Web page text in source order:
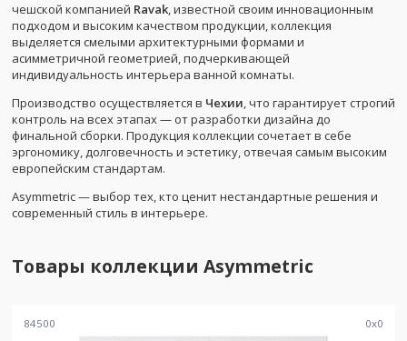
чешской компанией Ravak, известной своим инновационным
подходом и высоким качеством продукции, коллекция
выделяется смелыми архитектурными формами и
асимметричной геометрией, подчеркивающей
индивидуальность интерьера ванной комнаты.
Производство осуществляется в Чехии, что гарантирует строгий
контроль на всех этапах — от разработки дизайна до
финальной сборки. Продукция коллекции сочетает в себе
эргономику, долговечность и эстетику, отвечая самым высоким
европейским стандартам.
Asymmetric — выбор тех, кто ценит нестандартные решения и
современный стиль в интерьере.
Товары коллекции Asymmetric
84500 0x0